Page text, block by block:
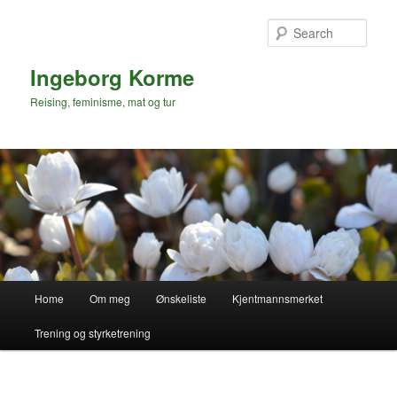
Ingeborg Korme
Reising, feminisme, mat og tur
Home Om meg Ønskeliste Kjentmannsmerket
Trening og styrketrening